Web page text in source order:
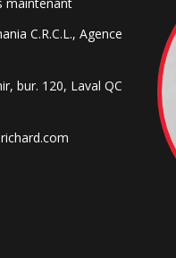
C.R.C.L., Agence
bur. 120, Laval QC